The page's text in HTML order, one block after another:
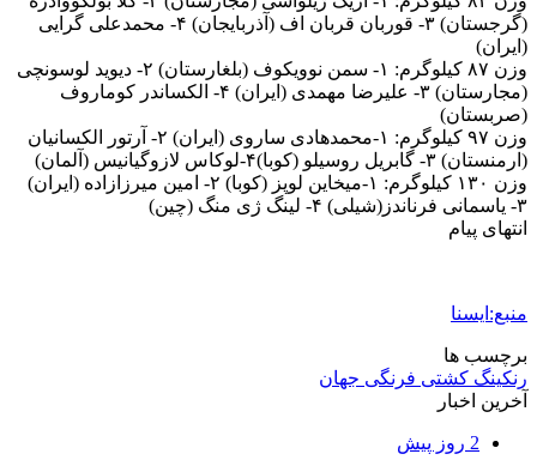
(گرجستان) ۳- قوربان قربان اف (آذربایجان) ۴- محمدعلی گرایی
(ایران)
وزن ۸۷ کیلوگرم: ۱- سمن نوویکوف (بلغارستان) ۲- دیوید لوسونچی
(مجارستان) ۳- علیرضا مهمدی (ایران) ۴- الکساندر کوماروف
(صربستان)
وزن ۹۷ کیلوگرم: ۱-محمدهادی ساروی (ایران) ۲- آرتور الکسانیان
(ارمنستان) ۳- گابریل روسیلو (کوبا)۴-لوکاس لازوگیانیس (آلمان)
وزن ۱۳۰ کیلوگرم: ۱-میخاین لوپز (کوبا) ۲- امین میرزازاده (ایران)
۳- یاسمانی فرناندز(شیلی) ۴- لینگ ژی منگ (چین)
انتهای پیام
منبع:ایسنا
برچسب ها
رنکینگ کشتی فرنگی جهان
آخرین اخبار
2 روز پیش